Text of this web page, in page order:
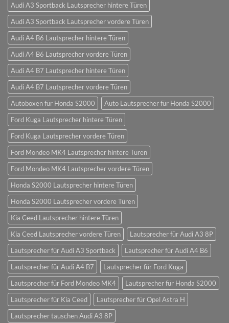
Audi A3 Sportback Lautsprecher hintere Türen
Audi A3 Sportback Lautsprecher vordere Türen
Audi A4 B6 Lautsprecher hintere Türen
Audi A4 B6 Lautsprecher vordere Türen
Audi A4 B7 Lautsprecher hintere Türen
Audi A4 B7 Lautsprecher vordere Türen
Autoboxen für Honda S2000
Auto Lautsprecher für Honda S2000
Ford Kuga Lautsprecher hintere Türen
Ford Kuga Lautsprecher vordere Türen
Ford Mondeo MK4 Lautsprecher hintere Türen
Ford Mondeo MK4 Lautsprecher vordere Türen
Honda S2000 Lautsprecher hintere Türen
Honda S2000 Lautsprecher vordere Türen
Kia Ceed Lautsprecher hintere Türen
Kia Ceed Lautsprecher vordere Türen
Lautsprecher für Audi A3 8P
Lautsprecher für Audi A3 Sportback
Lautsprecher für Audi A4 B6
Lautsprecher für Audi A4 B7
Lautsprecher für Ford Kuga
Lautsprecher für Ford Mondeo MK4
Lautsprecher für Honda S2000
Lautsprecher für Kia Ceed
Lautsprecher für Opel Astra H
Lautsprecher tauschen Audi A3 8P